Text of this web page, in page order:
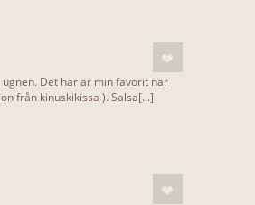
Det här är min favorit när
från kinuskikissa ). Salsa[...]